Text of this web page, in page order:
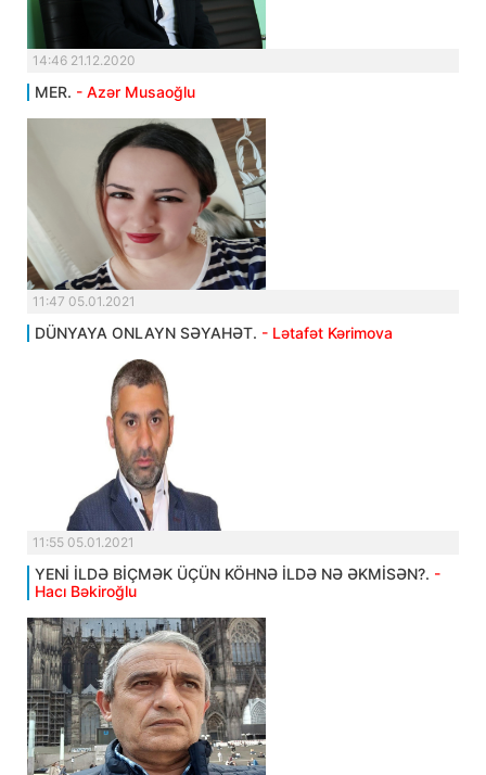
14:46 21.12.2020
MER. - Azər Musaoğlu
11:47 05.01.2021
DÜNYAYA ONLAYN SƏYAHƏT. - Lətafət Kərimova
11:55 05.01.2021
YENİ İLDƏ BİÇMƏK ÜÇÜN KÖHNƏ İLDƏ NƏ ƏKMİSƏN?. -
Hacı Bəkiroğlu